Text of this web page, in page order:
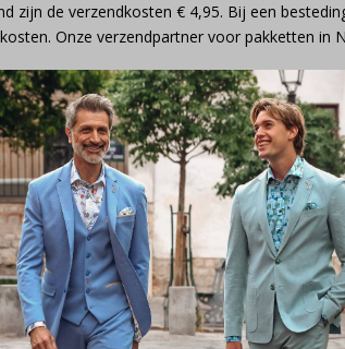
zijn de verzendkosten € 4,95. Bij een
Onze verzendpartner voor pakketten in